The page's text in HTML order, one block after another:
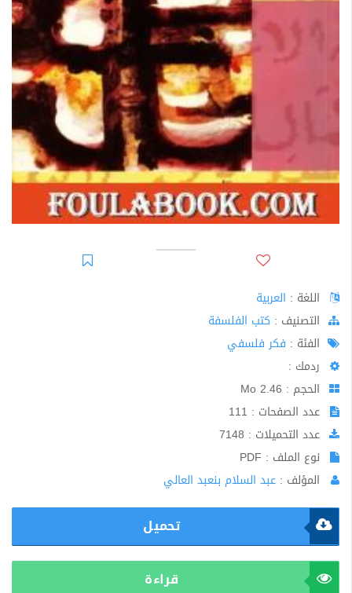
اللغة : العربية
اﻟﺘﺼﻨﻴﻒ : كتب الفلسفة
الفئة : فكر فلسفي
ردمك :
الحجم : 2.46 Mo
عدد الصفحات : 111
عدد التحميلات : 7148
نوع الملف : PDF
المؤلف : عبد السلام بنعبد العالي
تحميل
قراءة